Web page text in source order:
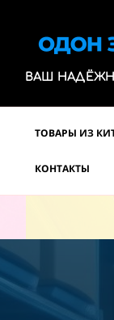
ВАШ
ТОВАРЫ ИЗ
КОНТАКТЫ